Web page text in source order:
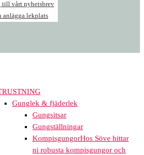
till vårt nyhetsbrev
anlägga lekplats
Gunglek & fjäderlek
Gungsitsar
Gungställningar
KompisgungorHos Söve hittar
ni robusta kompisgungor och